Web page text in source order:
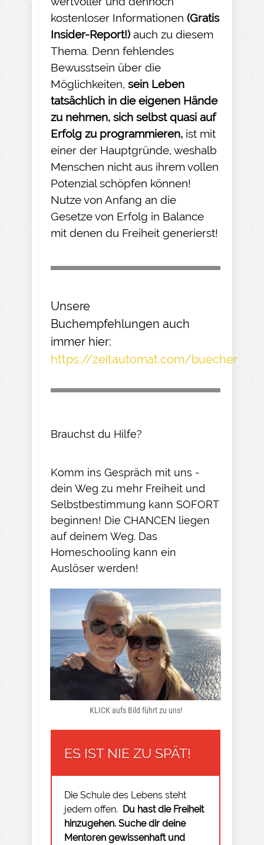
kostenloser Informationen (Gratis
Insider-Report!) auch zu diesem
Thema. Denn fehlendes
Bewusstsein über die
Möglichkeiten, sein Leben
tatsächlich in die eigenen Hände
zu nehmen, sich selbst quasi auf
Erfolg zu programmieren, ist mit
einer der Hauptgründe, weshalb
Menschen nicht aus ihrem vollen
Potenzial schöpfen können!
Nutze von Anfang an die
Gesetze von Erfolg in Balance
mit denen du Freiheit generierst!
Unsere
Buchempfehlungen auch
immer hier:
https://zeitautomat.com/buecher
Brauchst du Hilfe?
Komm ins Gespräch mit uns -
dein Weg zu mehr Freiheit und
Selbstbestimmung kann SOFORT
beginnen! Die CHANCEN liegen
auf deinem Weg. Das
Homeschooling kann ein
Auslöser werden!
KLICK aufs Bild führt zu uns!
ES IST NIE ZU SPÄT!
Die Schule des Lebens steht
jedem offen. Du hast die Freiheit
hinzugehen. Suche dir deine
Mentoren gewissenhaft und